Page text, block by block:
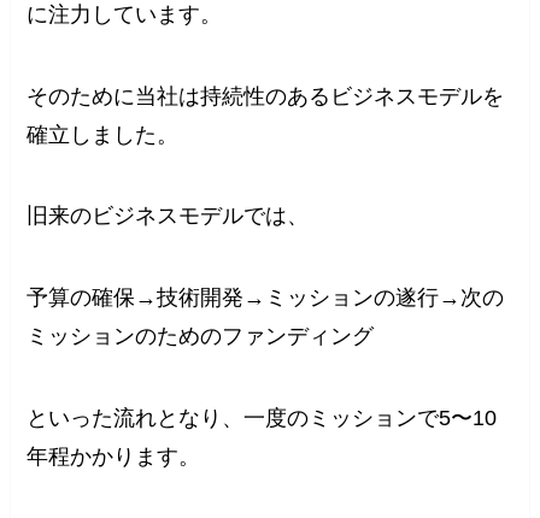
に注力しています。
そのために当社は持続性のあるビジネスモデルを
確立しました。
旧来のビジネスモデルでは、
予算の確保→技術開発→ミッションの遂行→次の
ミッションのためのファンディング
といった流れとなり、一度のミッションで5〜10
年程かかります。